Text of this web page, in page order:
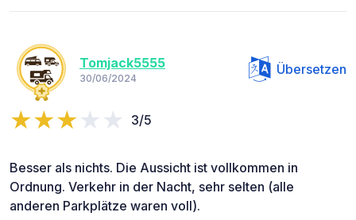
Tomjack5555
30/06/2024
Übersetzen
3/5
Besser als nichts. Die Aussicht ist vollkommen in
Ordnung. Verkehr in der Nacht, sehr selten (alle
anderen Parkplätze waren voll).